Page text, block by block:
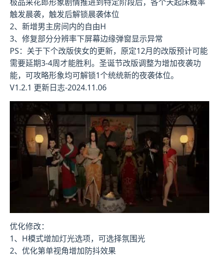
触发晨袭，触发后解锁晨袭体位
2、新增男主房间内的自由H
3、修复部分分辨率下屏幕边缘弹窗显示异常
PS：关于下个改版侠女的更新，原定12月的改版预计可能
需要延期3-4周才能胜利。圣诞节改版调整为增加夜袭功
能，可攻略形象均可解锁1个统统新的夜袭体位。
V1.2.1 更新日志-2024.11.06
优化修改：
1、H模式增加灯光选项，可选择氛围光
2、优化第单视角增加防抖效果